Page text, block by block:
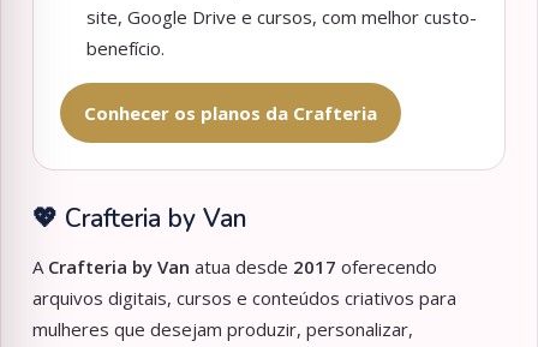
site, Google Drive e cursos, com melhor custo-
benefício.
Conhecer os planos da Crafteria
💖 Crafteria by Van
A Crafteria by Van atua desde 2017 oferecendo
arquivos digitais, cursos e conteúdos criativos para
mulheres que desejam produzir, personalizar,